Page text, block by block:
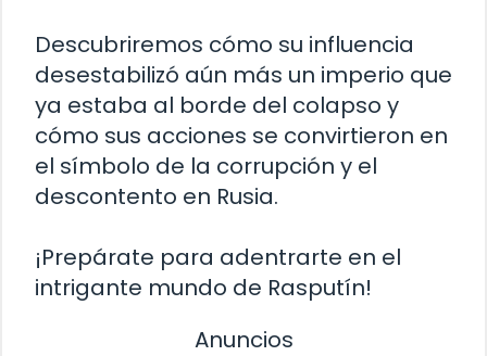
Descubriremos cómo su influencia
desestabilizó aún más un imperio que
ya estaba al borde del colapso y
cómo sus acciones se convirtieron en
el símbolo de la corrupción y el
descontento en Rusia.
¡Prepárate para adentrarte en el
intrigante mundo de Rasputín!
Anuncios